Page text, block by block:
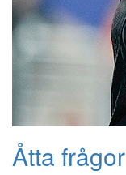
Åtta frågor